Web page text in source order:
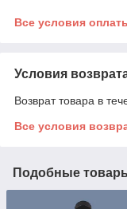
Все условия
Условия
Возврат товара в
Все условия
Подобные